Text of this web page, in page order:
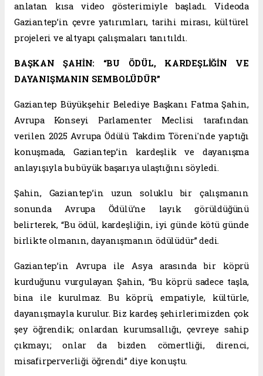
anlatan kısa video gösterimiyle başladı. Videoda
Gaziantep’in çevre yatırımları, tarihi mirası, kültürel
projeleri ve altyapı çalışmaları tanıtıldı.
BAŞKAN ŞAHİN: “BU ÖDÜL, KARDEŞLİĞİN VE
DAYANIŞMANIN SEMBOLÜDÜR”
Gaziantep Büyükşehir Belediye Başkanı Fatma Şahin,
Avrupa Konseyi Parlamenter Meclisi tarafından
verilen 2025 Avrupa Ödülü Takdim Töreni'nde yaptığı
konuşmada, Gaziantep’in kardeşlik ve dayanışma
anlayışıyla bu büyük başarıya ulaştığını söyledi.
Şahin, Gaziantep’in uzun soluklu bir çalışmanın
sonunda Avrupa Ödülü’ne layık görüldüğünü
belirterek, “Bu ödül, kardeşliğin, iyi günde kötü günde
birlikte olmanın, dayanışmanın ödülüdür” dedi.
Gaziantep’in Avrupa ile Asya arasında bir köprü
kurduğunu vurgulayan Şahin, “Bu köprü sadece taşla,
bina ile kurulmaz. Bu köprü, empatiyle, kültürle,
dayanışmayla kurulur. Biz kardeş şehirlerimizden çok
şey öğrendik; onlardan kurumsallığı, çevreye sahip
çıkmayı; onlar da bizden cömertliği, direnci,
misafirperverliği öğrendi” diye konuştu.